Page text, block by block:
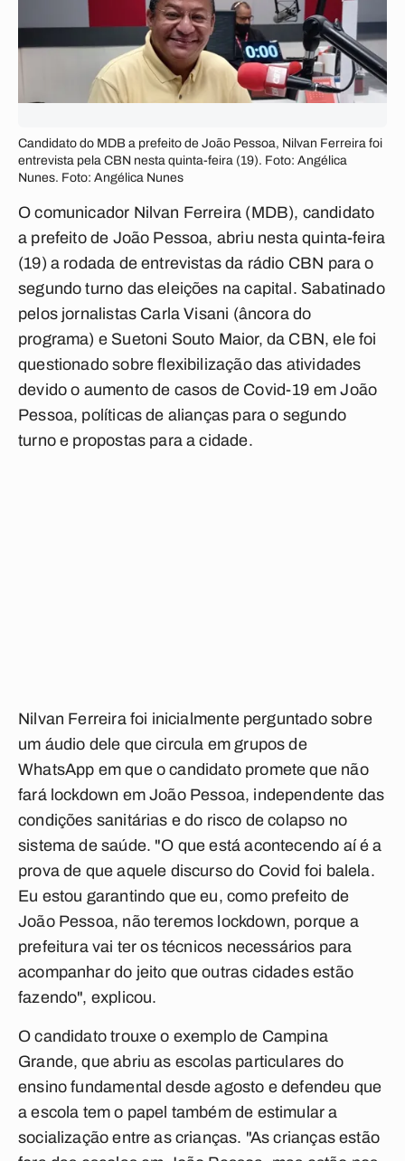
Candidato do MDB a prefeito de João Pessoa, Nilvan Ferreira foi
entrevista pela CBN nesta quinta-feira (19). Foto: Angélica
Nunes. Foto: Angélica Nunes
O comunicador Nilvan Ferreira (MDB), candidato
a prefeito de João Pessoa, abriu nesta quinta-feira
(19) a rodada de entrevistas da rádio CBN para o
segundo turno das eleições na capital. Sabatinado
pelos jornalistas Carla Visani (âncora do
programa) e Suetoni Souto Maior, da CBN, ele foi
questionado sobre flexibilização das atividades
devido o aumento de casos de Covid-19 em João
Pessoa, políticas de alianças para o segundo
turno e propostas para a cidade.
Nilvan Ferreira foi inicialmente perguntado sobre
um áudio dele que circula em grupos de
WhatsApp em que o candidato promete que não
fará lockdown em João Pessoa, independente das
condições sanitárias e do risco de colapso no
sistema de saúde. "O que está acontecendo aí é a
prova de que aquele discurso do Covid foi balela.
Eu estou garantindo que eu, como prefeito de
João Pessoa, não teremos lockdown, porque a
prefeitura vai ter os técnicos necessários para
acompanhar do jeito que outras cidades estão
fazendo", explicou.
O candidato trouxe o exemplo de Campina
Grande, que abriu as escolas particulares do
ensino fundamental desde agosto e defendeu que
a escola tem o papel também de estimular a
socialização entre as crianças. "As crianças estão